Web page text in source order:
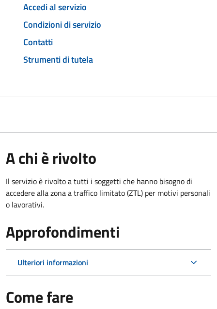
Accedi al servizio
Condizioni di servizio
Contatti
Strumenti di tutela
A chi è rivolto
Il servizio è rivolto a tutti i soggetti che hanno bisogno di
accedere alla zona a traffico limitato (ZTL) per motivi personali
o lavorativi.
Approfondimenti
Ulteriori informazioni
Come fare